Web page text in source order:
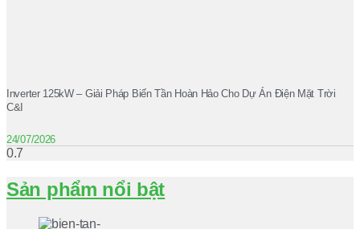
Inverter 125kW – Giải Pháp Biến Tần Hoàn Hảo Cho Dự Án Điện Mặt Trời
C&I
24/07/2026
Sản phẩm nổi bật